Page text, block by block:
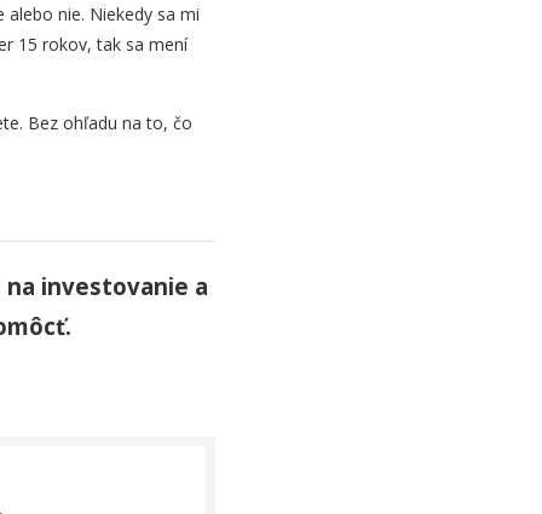
nie. Niekedy sa mi
15 rokov, tak sa mení
Bez ohľadu na to, čo
investovanie a